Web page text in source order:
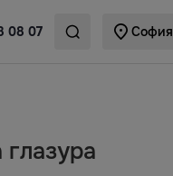
08 07 София